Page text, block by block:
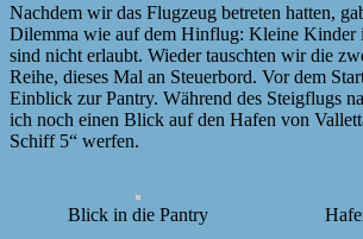
Nachdem wir das Flugzeug betreten hatten,
Dilemma wie auf dem Hinflug: Kleine Kinder
sind nicht erlaubt. Wieder tauschten wir die
Reihe, dieses Mal an Steuerbord. Vor dem
Einblick zur Pantry. Während des Steigflugs
ich noch einen Blick auf den Hafen von
Schiff 5“ werfen.
Blick in die Pantry